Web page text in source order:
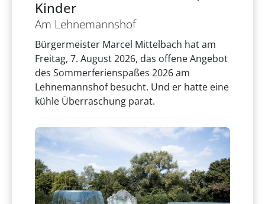
Kinder
Am Lehnemannshof
Bürgermeister Marcel Mittelbach hat am
Freitag, 7. August 2026, das offene Angebot
des Sommerferienspaßes 2026 am
Lehnemannshof besucht. Und er hatte eine
kühle Überraschung parat.